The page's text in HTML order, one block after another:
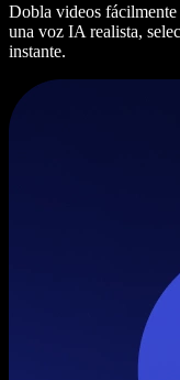
Dobla videos
una voz IA realista,
instante.